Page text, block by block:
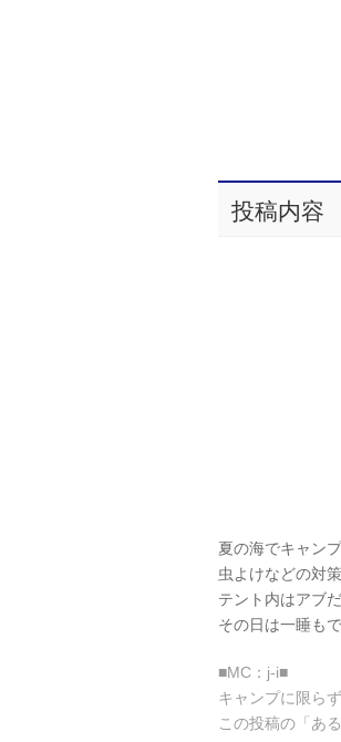
投稿内容
夏の海でキャン
虫よけなどの対
テント内はアブ
その日は一睡も
■MC：j-i■
キャンプに限ら
この投稿の「あ